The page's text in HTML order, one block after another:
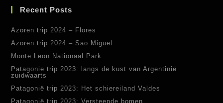
Recent Posts
Azoren trip 2024 – Flores
Azoren trip 2024 – Sao Miguel
Monte Leon Nationaal Park
Patagonie trip 2023: langs de kust van Argentinië
zuidwaarts
Patagonië trip 2023: Het schiereiland Valdes
Patagonië trip 2023: Versteende bomen